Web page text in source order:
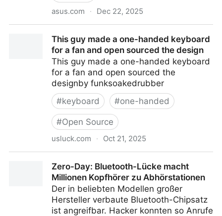
asus.com · Dec 22, 2025
This guy made a one-handed keyboard
for a fan and open sourced the design
This guy made a one-handed keyboard
for a fan and open sourced the
designby funksoakedrubber
#keyboard #one-handed
#Open Source
usluck.com · Oct 21, 2025
open sourced the design
Zero-Day: Bluetooth-Lücke macht
Millionen Kopfhörer zu Abhörstationen
Der in beliebten Modellen großer
Hersteller verbaute Bluetooth-Chipsatz
ist angreifbar. Hacker konnten so Anrufe